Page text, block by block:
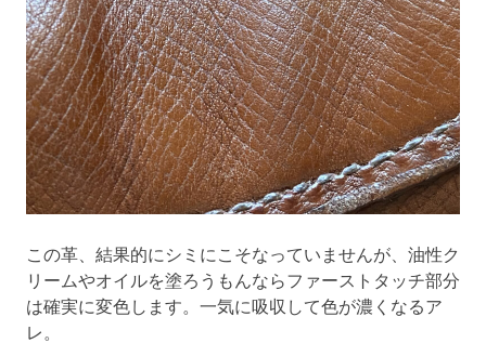
この革、結果的にシミにこそなっていませんが、油性ク
リームやオイルを塗ろうもんならファーストタッチ部分
は確実に変色します。一気に吸収して色が濃くなるア
レ。